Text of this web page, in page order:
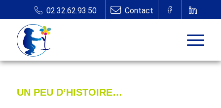
UN PEU D’HISTOIRE…